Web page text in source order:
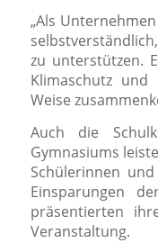
„Als
zu unterstützen.
Klimaschutz
Weise
Auch die
Gymnasiums
Schülerinnen
Einsparungen
präsentierten
Veranstaltung.